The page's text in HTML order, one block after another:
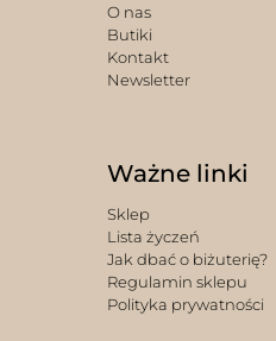
O nas
Butiki
Kontakt
Newsletter
Ważne linki
Sklep
Lista życzeń
Jak dbać o biżuterię?
Regulamin sklepu
Polityka prywatności